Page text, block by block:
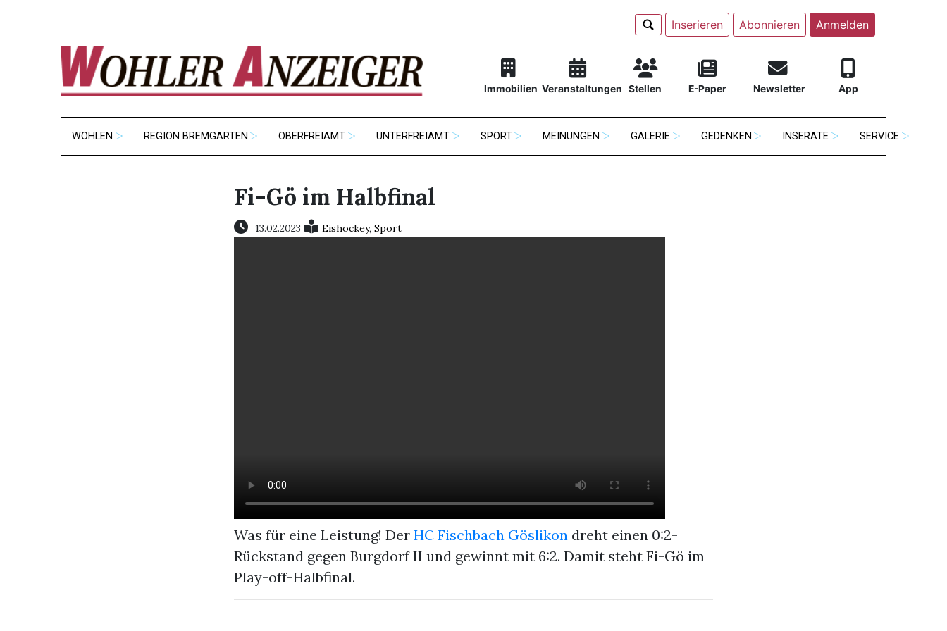
Inserieren Abonnieren Anmelden
Immobilien Veranstaltungen Stellen E-Paper Newsletter App
WOHLEN REGION BREMGARTEN OBERFREIAMT UNTERFREIAMT SPORT MEINUNGEN GALERIE GEDENKEN INSERATE SERVICE
Fi-Gö im Halbfinal
13.02.2023 Eishockey, Sport
Was für eine Leistung! Der HC Fischbach Göslikondreht einen 0:2-
Rückstand gegen Burgdorf II und gewinnt mit 6:2. Damit steht Fi-Gö im
Play-off-Halbfinal.